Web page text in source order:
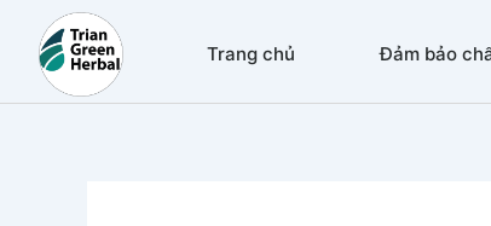
dung
Trang chủ Đảm bảo